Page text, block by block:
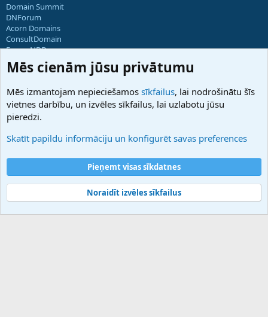
Domain Summit
DNForum
Acorn Domains
ConsultDomain
ForumNDD
Domainforum.ro
27.be
Hostmaria
Atbalsts
Palīdzība
Noteikumi un nosacījumi
Privātuma politika
Community platform by XenForo® © 2010-2025 XenForo Ltd.
Mēs cienām jūsu privātumu
Mēs izmantojam nepieciešamos sīkfailus, lai nodrošinātu šīs
vietnes darbību, un izvēles sīkfailus, lai uzlabotu jūsu
pieredzi.
Skatīt papildu informāciju un konfigurēt savas preferences
Pieņemt visas sīkdatnes
Noraidīt izvēles sīkfailus